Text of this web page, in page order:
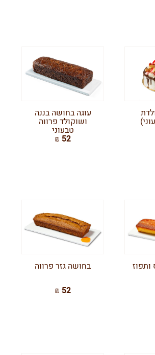
עוגה בחושה בננה
ושוקולד פרווה
טבעוני
52 ₪
בחושה גזר פרווה
52 ₪